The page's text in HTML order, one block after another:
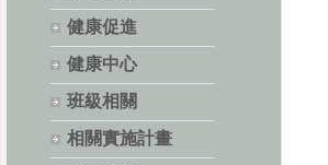
健康促進
健康中心
班級相關
相關實施計畫